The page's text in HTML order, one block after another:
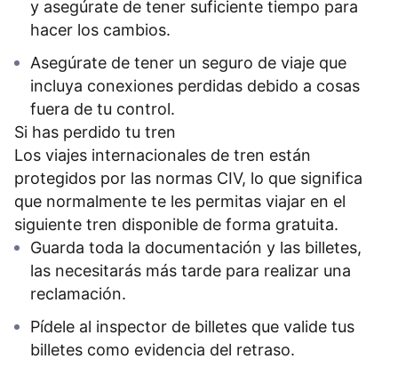
y asegúrate de tener suficiente tiempo para
hacer los cambios.
Asegúrate de tener un seguro de viaje que
incluya conexiones perdidas debido a cosas
fuera de tu control.
Si has perdido tu tren
Los viajes internacionales de tren están
protegidos por las normas CIV, lo que significa
que normalmente te les permitas viajar en el
siguiente tren disponible de forma gratuita.
Guarda toda la documentación y las billetes,
las necesitarás más tarde para realizar una
reclamación.
Pídele al inspector de billetes que valide tus
billetes como evidencia del retraso.